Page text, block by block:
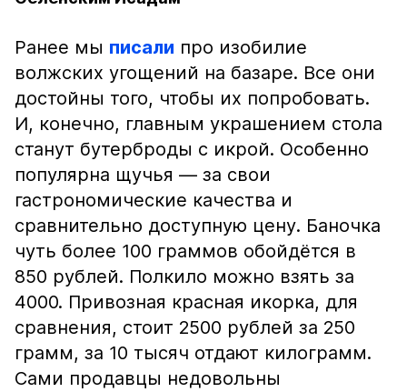
Ранее мы писали про изобилие
волжских угощений на базаре. Все они
достойны того, чтобы их попробовать.
И, конечно, главным украшением стола
станут бутерброды с икрой. Особенно
популярна щучья — за свои
гастрономические качества и
сравнительно доступную цену. Баночка
чуть более 100 граммов обойдётся в
850 рублей. Полкило можно взять за
4000. Привозная красная икорка, для
сравнения, стоит 2500 рублей за 250
грамм, за 10 тысяч отдают килограмм.
Сами продавцы недовольны